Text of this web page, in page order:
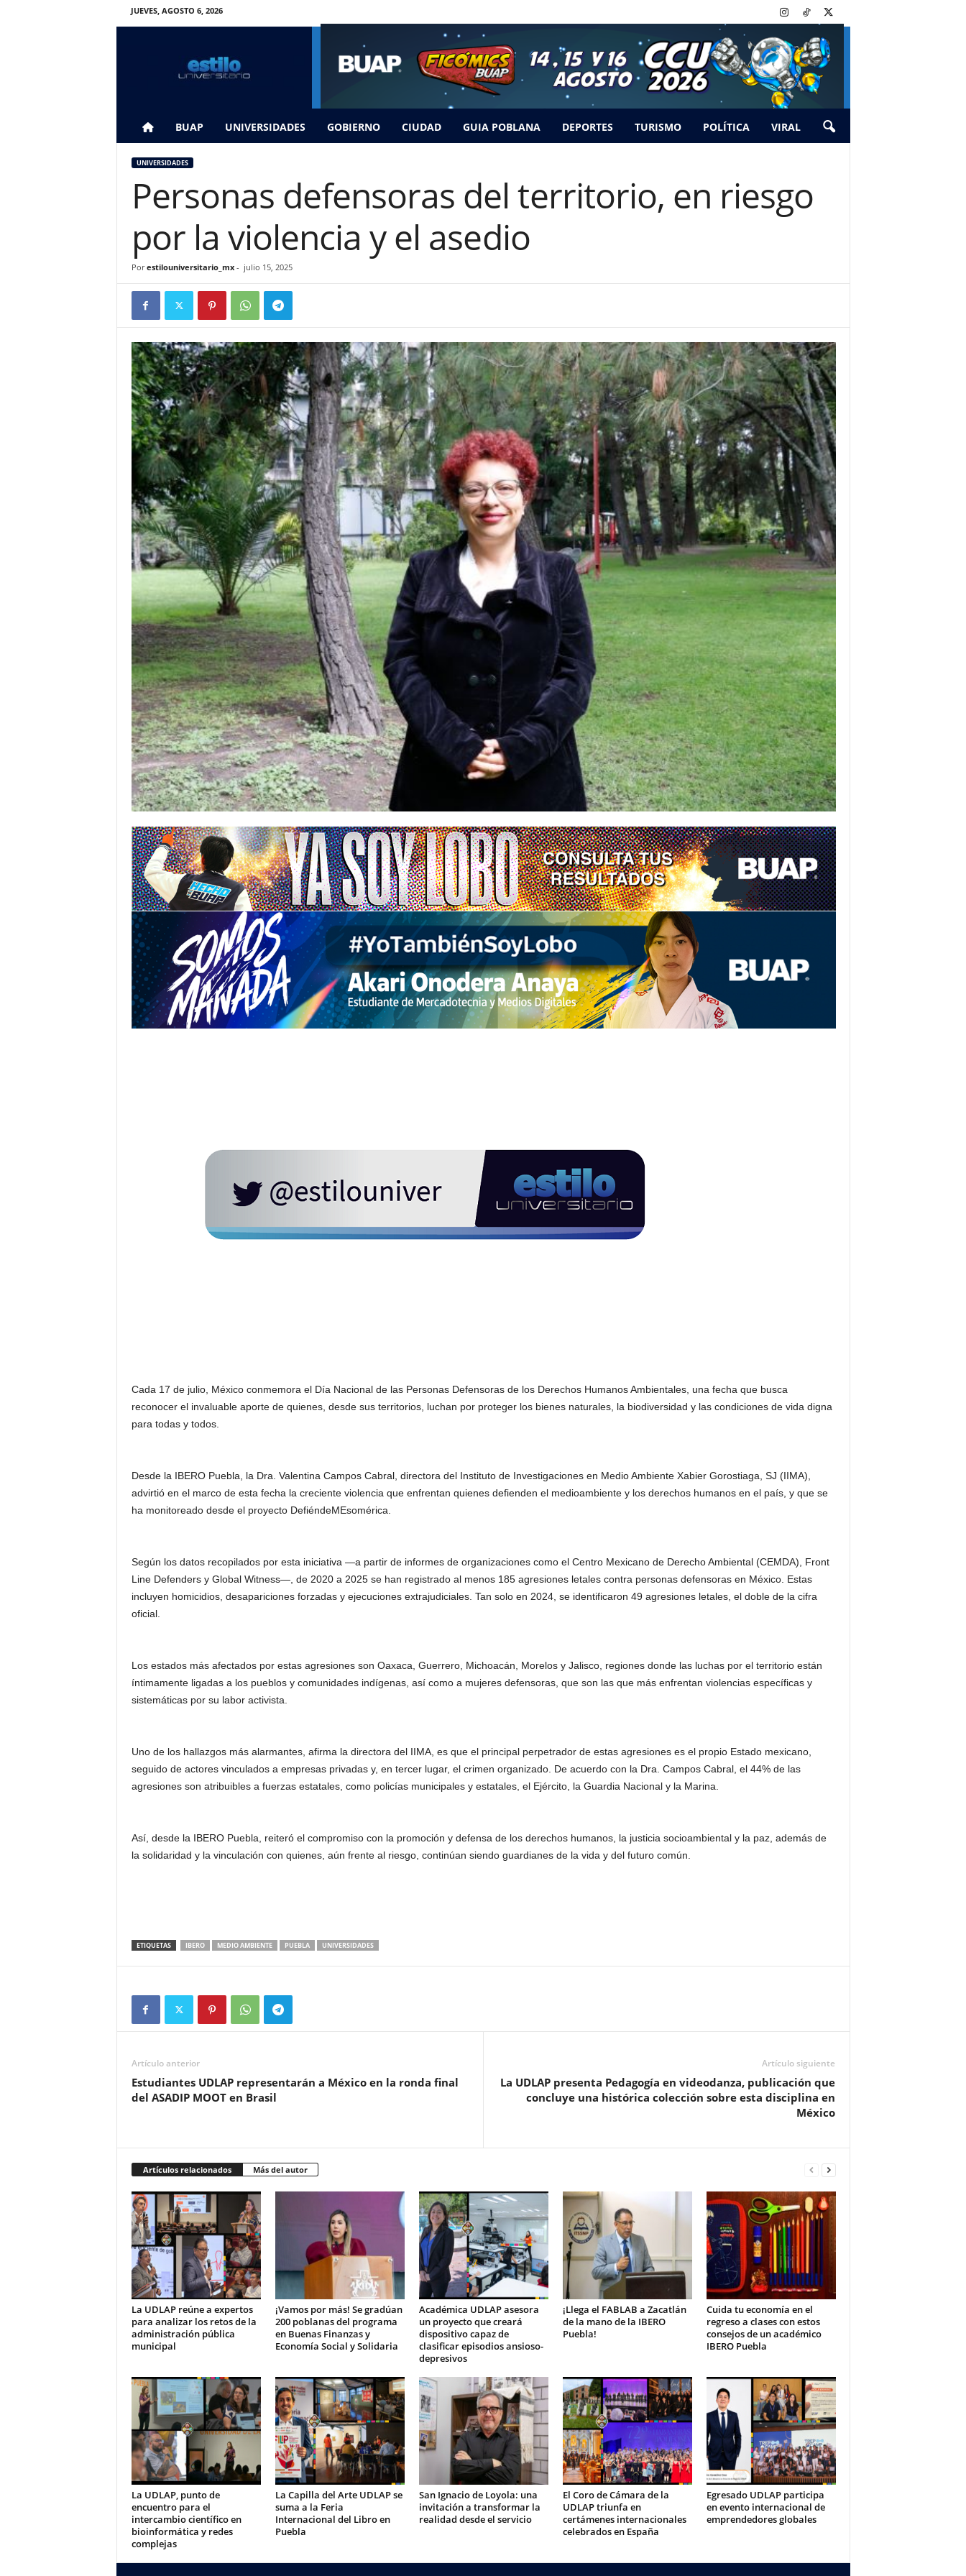
JUEVES, AGOSTO 6, 2026
BUAP UNIVERSIDADES GOBIERNO CIUDAD GUIA POBLANA DEPORTES TURISMO POLÍTICA VIRAL
UNIVERSIDADES
Personas defensoras del territorio, en riesgo
por la violencia y el asedio
Por estilouniversitario_mx- julio 15, 2025
Cada 17 de julio, México conmemora el Día Nacional de las Personas Defensoras de los Derechos Humanos Ambientales, una fecha que busca
reconocer el invaluable aporte de quienes, desde sus territorios, luchan por proteger los bienes naturales, la biodiversidad y las condiciones de vida digna
para todas y todos.
Desde la IBERO Puebla, la Dra. Valentina Campos Cabral, directora del Instituto de Investigaciones en Medio Ambiente Xabier Gorostiaga, SJ (IIMA),
advirtió en el marco de esta fecha la creciente violencia que enfrentan quienes defienden el medioambiente y los derechos humanos en el país, y que se
ha monitoreado desde el proyecto DefiéndeMEsomérica.
Según los datos recopilados por esta iniciativa —a partir de informes de organizaciones como el Centro Mexicano de Derecho Ambiental (CEMDA), Front
Line Defenders y Global Witness—, de 2020 a 2025 se han registrado al menos 185 agresiones letales contra personas defensoras en México. Estas
incluyen homicidios, desapariciones forzadas y ejecuciones extrajudiciales. Tan solo en 2024, se identificaron 49 agresiones letales, el doble de la cifra
oficial.
Los estados más afectados por estas agresiones son Oaxaca, Guerrero, Michoacán, Morelos y Jalisco, regiones donde las luchas por el territorio están
íntimamente ligadas a los pueblos y comunidades indígenas, así como a mujeres defensoras, que son las que más enfrentan violencias específicas y
sistemáticas por su labor activista.
Uno de los hallazgos más alarmantes, afirma la directora del IIMA, es que el principal perpetrador de estas agresiones es el propio Estado mexicano,
seguido de actores vinculados a empresas privadas y, en tercer lugar, el crimen organizado. De acuerdo con la Dra. Campos Cabral, el 44% de las
agresiones son atribuibles a fuerzas estatales, como policías municipales y estatales, el Ejército, la Guardia Nacional y la Marina.
Así, desde la IBERO Puebla, reiteró el compromiso con la promoción y defensa de los derechos humanos, la justicia socioambiental y la paz, además de
la solidaridad y la vinculación con quienes, aún frente al riesgo, continúan siendo guardianes de la vida y del futuro común.
ETIQUETAS IBERO MEDIO AMBIENTE PUEBLA UNIVERSIDADES
Artículo anterior
Estudiantes UDLAP representarán a México en la ronda final
del ASADIP MOOT en Brasil
Artículo siguiente
La UDLAP presenta Pedagogía en videodanza, publicación que
concluye una histórica colección sobre esta disciplina en
México
Artículos relacionados Más del autor
La UDLAP reúne a expertos
para analizar los retos de la
administración pública
municipal
¡Vamos por más! Se gradúan
200 poblanas del programa
en Buenas Finanzas y
Economía Social y Solidaria
Académica UDLAP asesora
un proyecto que creará
dispositivo capaz de
clasificar episodios ansioso-
depresivos
¡Llega el FABLAB a Zacatlán
de la mano de la IBERO
Puebla!
Cuida tu economía en el
regreso a clases con estos
consejos de un académico
IBERO Puebla
La UDLAP, punto de
encuentro para el
intercambio científico en
bioinformática y redes
complejas
La Capilla del Arte UDLAP se
suma a la Feria
Internacional del Libro en
Puebla
San Ignacio de Loyola: una
invitación a transformar la
realidad desde el servicio
El Coro de Cámara de la
UDLAP triunfa en
certámenes internacionales
celebrados en España
Egresado UDLAP participa
en evento internacional de
emprendedores globales